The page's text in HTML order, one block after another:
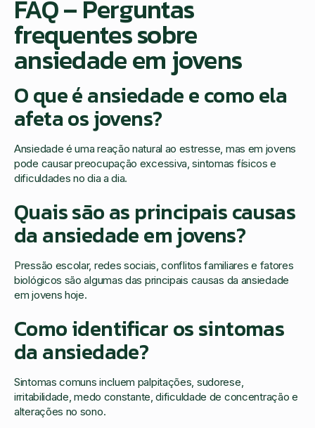
FAQ – Perguntas
frequentes sobre
ansiedade em jovens
O que é ansiedade e como ela
afeta os jovens?
Ansiedade é uma reação natural ao estresse, mas em jovens
pode causar preocupação excessiva, sintomas físicos e
dificuldades no dia a dia.
Quais são as principais causas
da ansiedade em jovens?
Pressão escolar, redes sociais, conflitos familiares e fatores
biológicos são algumas das principais causas da ansiedade
em jovens hoje.
Como identificar os sintomas
da ansiedade?
Sintomas comuns incluem palpitações, sudorese,
irritabilidade, medo constante, dificuldade de concentração e
alterações no sono.